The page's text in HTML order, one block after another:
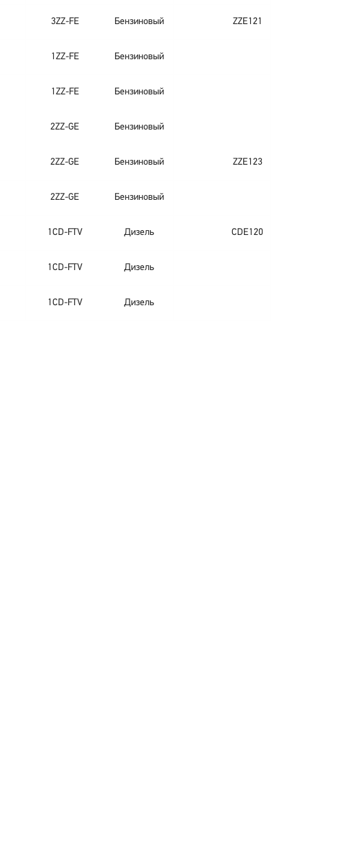
3ZZ-FE Бензиновый ZZE121
1ZZ-FE Бензиновый
1ZZ-FE Бензиновый
2ZZ-GE Бензиновый
2ZZ-GE Бензиновый ZZE123
2ZZ-GE Бензиновый
1CD-FTV Дизель CDE120
1CD-FTV Дизель
1CD-FTV Дизель